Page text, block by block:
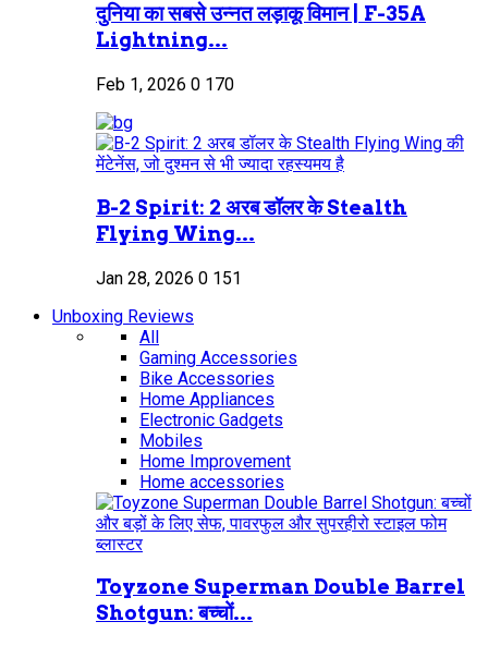
दुनिया का सबसे उन्नत लड़ाकू विमान | F-35A
Lightning...
Feb 1, 2026 0 170
B-2 Spirit: 2 अरब डॉलर के Stealth
Flying Wing...
Jan 28, 2026 0 151
Unboxing Reviews
All
Gaming Accessories
Bike Accessories
Home Appliances
Electronic Gadgets
Mobiles
Home Improvement
Home accessories
Toyzone Superman Double Barrel
Shotgun: बच्चों...